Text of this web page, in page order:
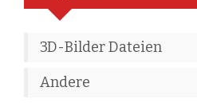
3D-Bilder Dateien
Andere